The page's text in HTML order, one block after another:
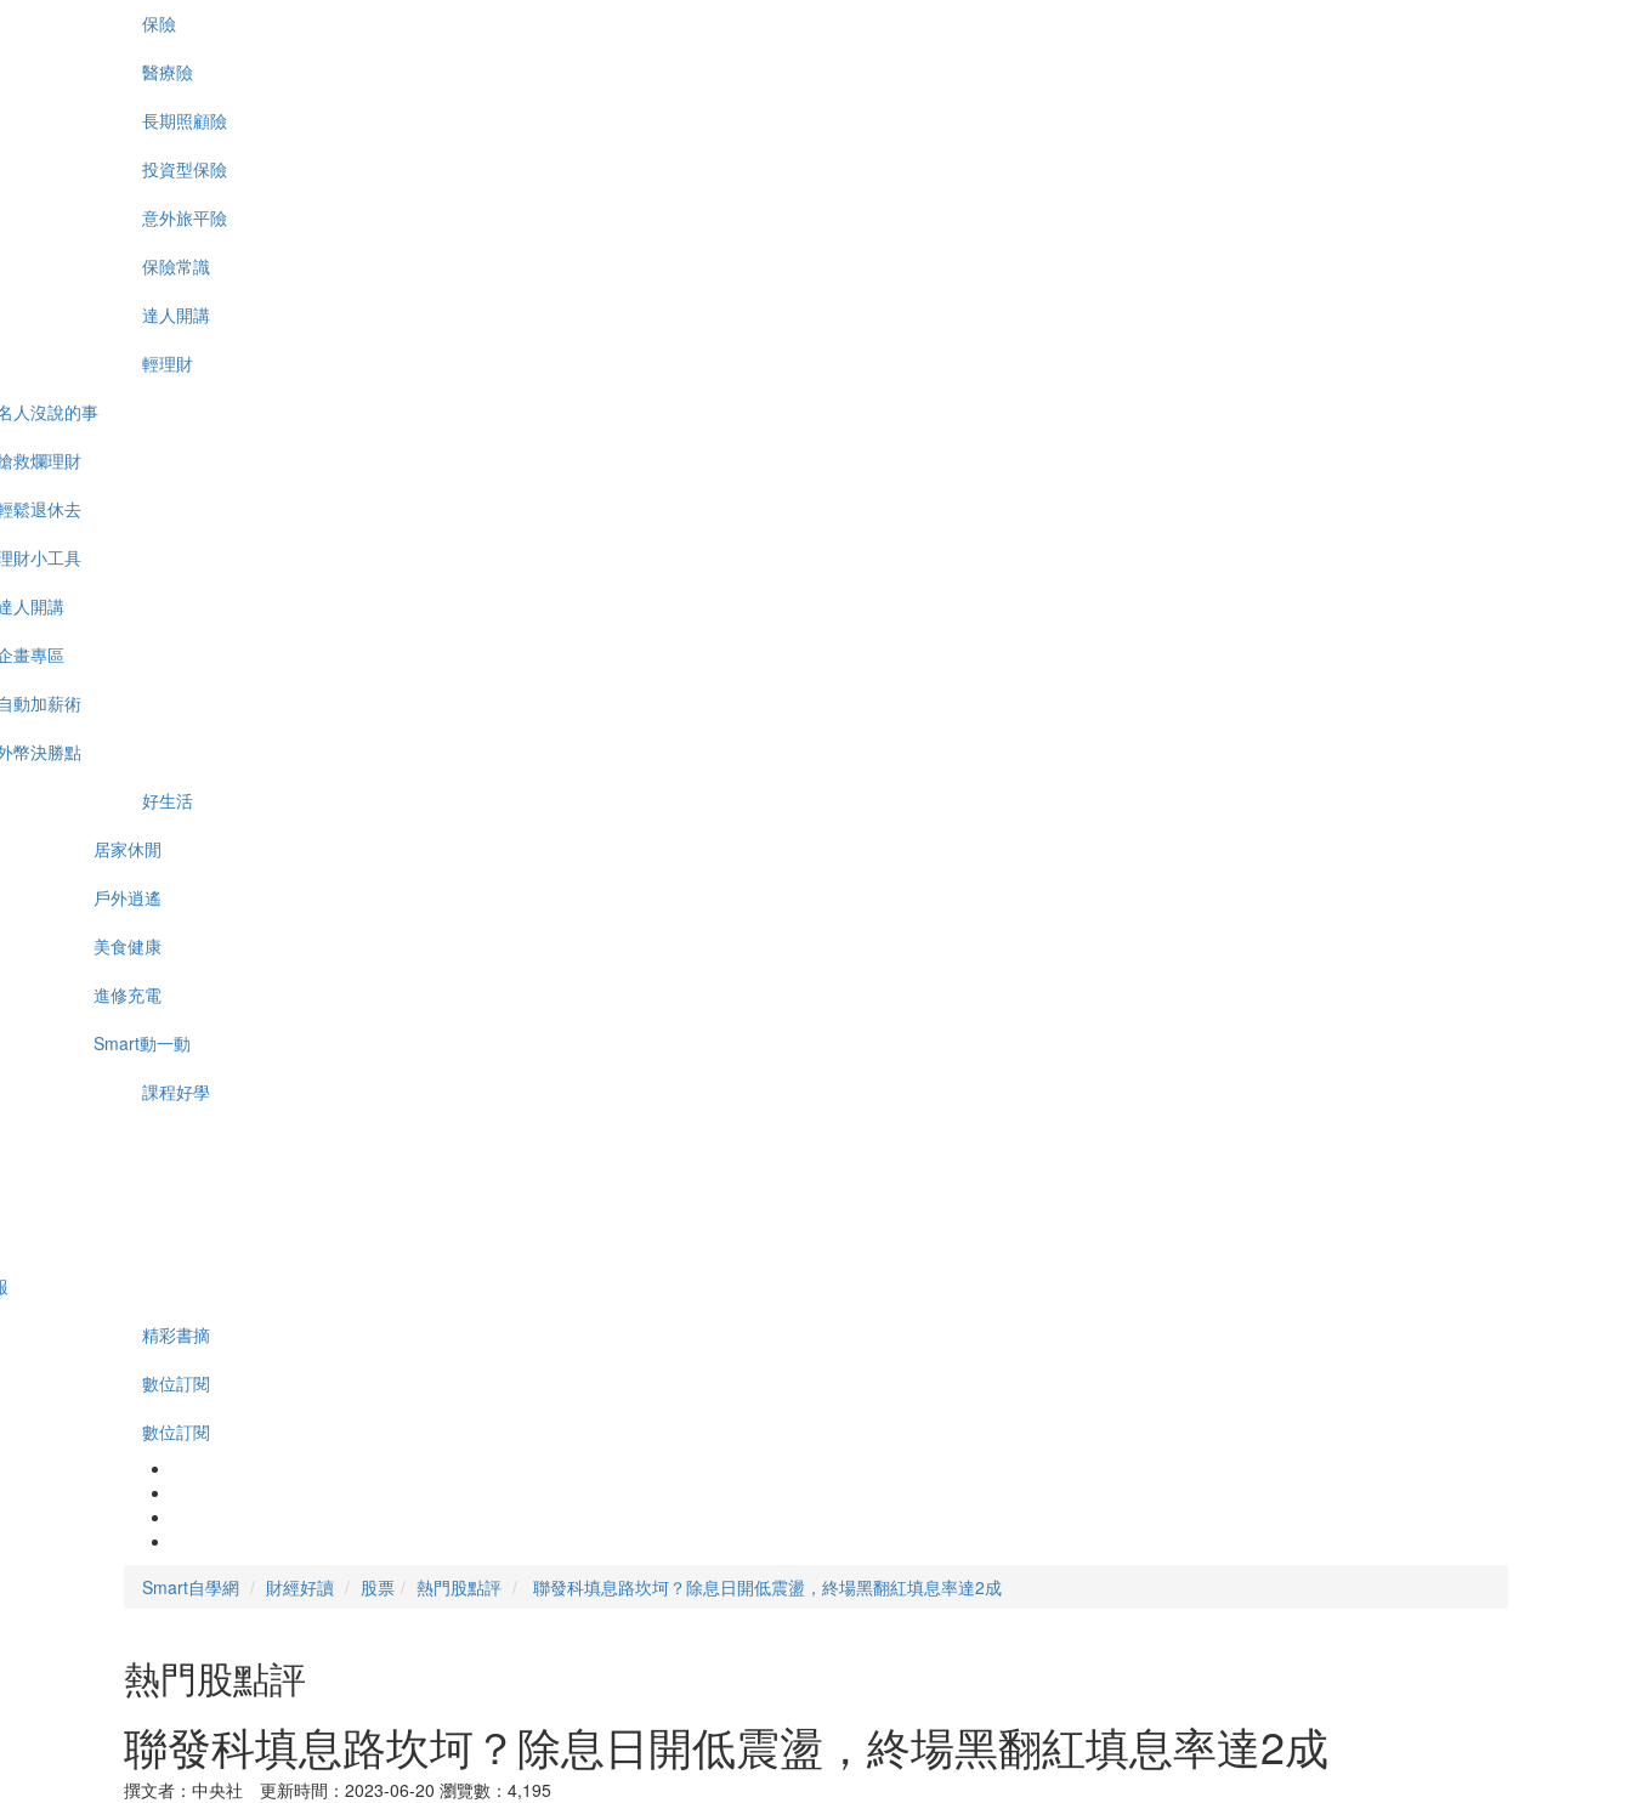
保險
醫療險
長期照顧險
投資型保險
意外旅平險
保險常識
達人開講
輕理財
人沒說的事
救爛理財
鬆退休去
財小工具
人開講
畫專區
動加薪術
幣決勝點
好生活
居家休閒
戶外逍遙
美食健康
進修充電
Smart動一動
課程好學
精彩書摘
數位訂閱
數位訂閱
Smart自學網 財經好讀 股票 熱門股點評 聯發科填息路坎坷？除息日開低震盪，終場黑翻紅填息率達2成
熱門股點評
聯發科填息路坎坷？除息日開低震盪，終場黑翻紅填息率達2成
撰文者：中央社 更新時間：2023-06-20 瀏覽數：4,195